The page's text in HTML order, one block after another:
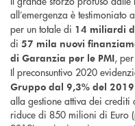
all’emergenza è testimoniato
per un totale di 14 miliardi
di 57 mila nuovi
di Garanzia per le PMI,
Il preconsuntivo 2020
Gruppo dal 9,3% del
alla gestione attiva dei crediti
riduce di 850 milioni di Euro